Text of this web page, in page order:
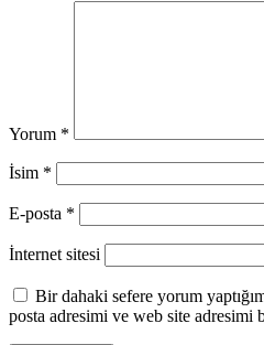
Yorum *
İsim *
E-posta *
İnternet sitesi
Bir dahaki sefere yorum
posta adresimi ve web site adresimi